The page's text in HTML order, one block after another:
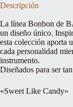
Descripción
La línea Bonbon de
un diseño único.
esta colección aporta
cada personalidad
instrumento.
Diseñados para ser
«Sweet Like Candy»